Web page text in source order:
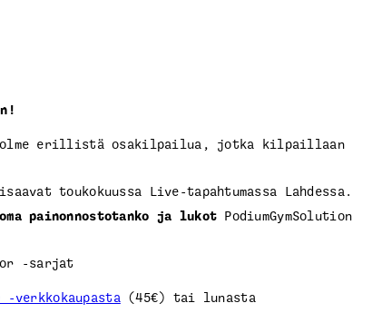
kolme erillistä osakilpailua, jotka kilpaillaan
toukokuussa Live-tapahtumassa Lahdessa.
painonnostotanko ja lukot
PodiumGymSolution
-sarjat
-verkkokaupasta(45€) tai lunasta